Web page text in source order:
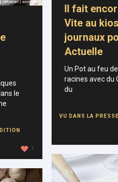
Il fait
Vite au
journaux
Actuelle
Un Pot au feu
racines avec du
du
VU DANS LA
le
1